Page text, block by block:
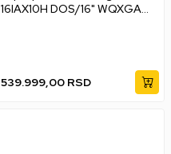
16IAX10H DOS/16" WQXGA
539.999,00 RSD